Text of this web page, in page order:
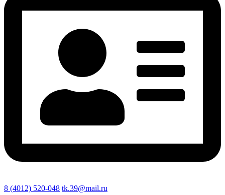
8 (4012) 520-048 tk.39@mail.ru